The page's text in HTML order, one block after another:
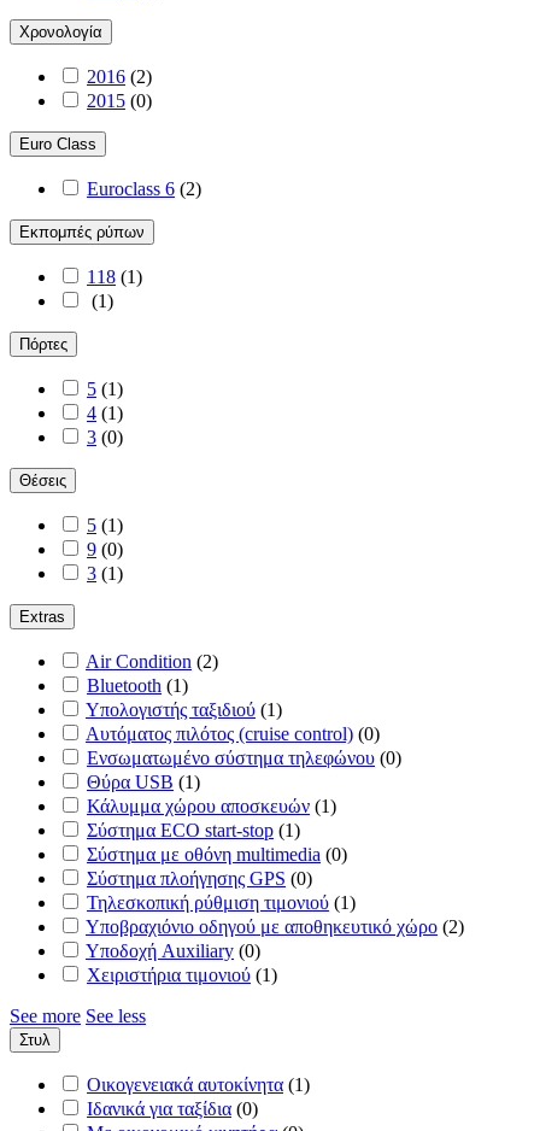
Χρονολογία
2016 (2)
2015 (0)
Euro Class
Euroclass 6 (2)
Εκπομπές ρύπων
118 (1)
(1)
Πόρτες
5 (1)
4 (1)
3 (0)
Θέσεις
5 (1)
9 (0)
3 (1)
Extras
Air Condition (2)
Bluetooth (1)
Yπολογιστής ταξιδιού (1)
Αυτόματος πιλότος (cruise control) (0)
Ενσωματωμένο σύστημα τηλεφώνου (0)
Θύρα USB (1)
Κάλυμμα χώρου αποσκευών (1)
Σύστημα ECO start-stop (1)
Σύστημα με οθόνη multimedia (0)
Σύστημα πλοήγησης GPS (0)
Τηλεσκοπική ρύθμιση τιμονιού (1)
Υποβραχιόνιο οδηγού με αποθηκευτικό χώρο (2)
Υποδοχή Auxiliary (0)
Χειριστήρια τιμονιού (1)
See more See less
Στυλ
Οικογενειακά αυτοκίνητα (1)
Ιδανικά για ταξίδια (0)